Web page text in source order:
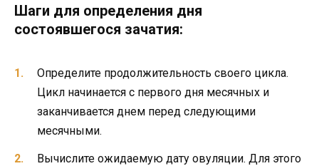
Шаги для определения дня
состоявшегося зачатия:
Определите продолжительность своего цикла.
Цикл начинается с первого дня месячных и
заканчивается днем перед следующими
месячными.
Вычислите ожидаемую дату овуляции. Для этого